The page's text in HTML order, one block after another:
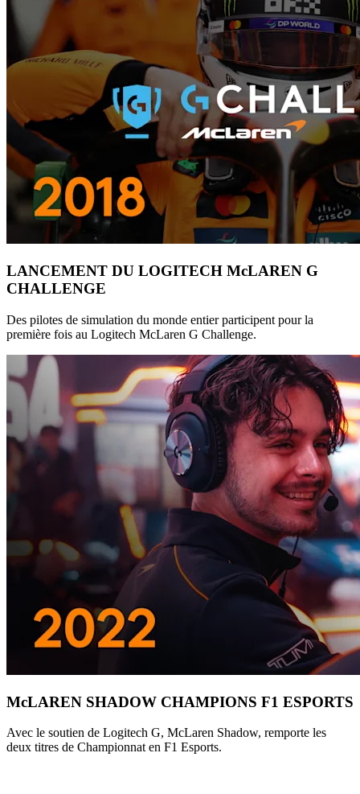
LANCEMENT DU LOGITECH McLAREN G
CHALLENGE
Des pilotes de simulation du monde entier participent pour la
première fois au Logitech McLaren G Challenge.
McLAREN SHADOW CHAMPIONS F1 ESPORTS
Avec le soutien de Logitech G, McLaren Shadow, remporte les
deux titres de Championnat en F1 Esports.